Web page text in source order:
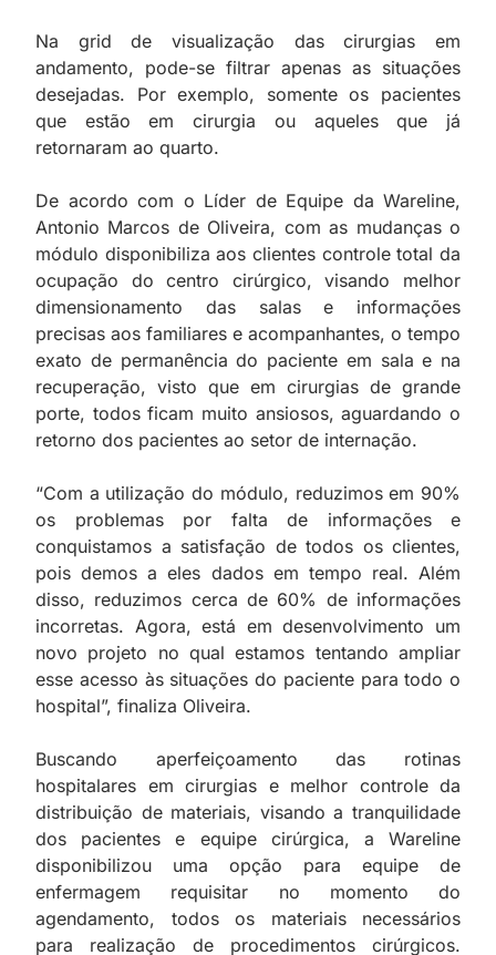
Na grid de visualização das cirurgias em
andamento, pode-se filtrar apenas as situações
desejadas. Por exemplo, somente os pacientes
que estão em cirurgia ou aqueles que já
retornaram ao quarto.
De acordo com o Líder de Equipe da Wareline,
Antonio Marcos de Oliveira, com as mudanças o
módulo disponibiliza aos clientes controle total da
ocupação do centro cirúrgico, visando melhor
dimensionamento das salas e informações
precisas aos familiares e acompanhantes, o tempo
exato de permanência do paciente em sala e na
recuperação, visto que em cirurgias de grande
porte, todos ficam muito ansiosos, aguardando o
retorno dos pacientes ao setor de internação.
“Com a utilização do módulo, reduzimos em 90%
os problemas por falta de informações e
conquistamos a satisfação de todos os clientes,
pois demos a eles dados em tempo real. Além
disso, reduzimos cerca de 60% de informações
incorretas. Agora, está em desenvolvimento um
novo projeto no qual estamos tentando ampliar
esse acesso às situações do paciente para todo o
hospital”, finaliza Oliveira.
Buscando aperfeiçoamento das rotinas
hospitalares em cirurgias e melhor controle da
distribuição de materiais, visando a tranquilidade
dos pacientes e equipe cirúrgica, a Wareline
disponibilizou uma opção para equipe de
enfermagem requisitar no momento do
agendamento, todos os materiais necessários
para realização de procedimentos cirúrgicos.